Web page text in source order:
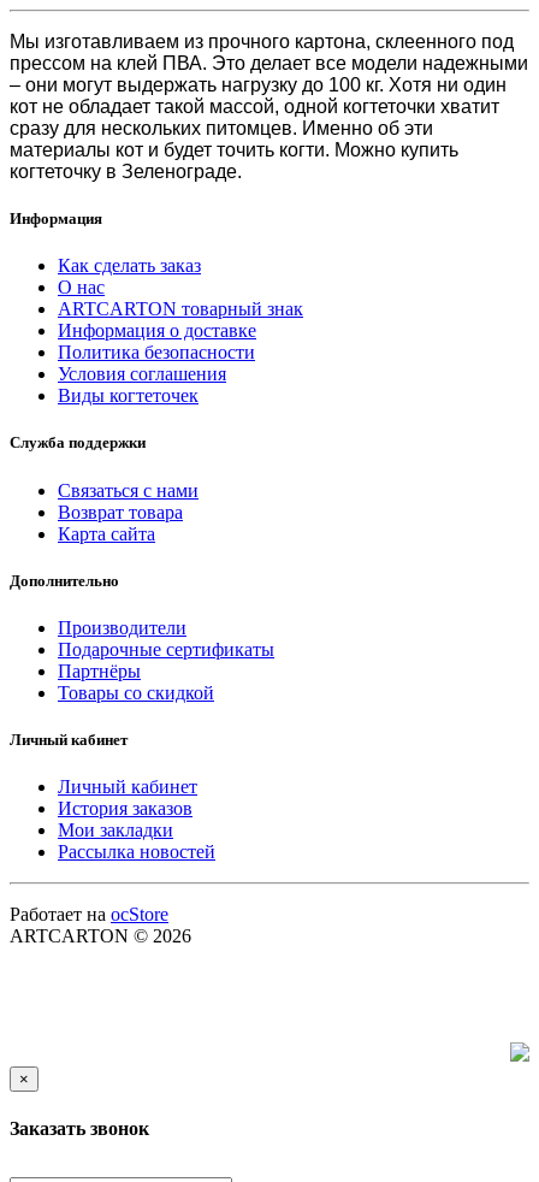
Мы изготавливаем из прочного картона, склеенного под
прессом на клей ПВА. Это делает все модели надежными
– они могут выдержать нагрузку до 100 кг. Хотя ни один
кот не обладает такой массой, одной когтеточки хватит
сразу для нескольких питомцев. Именно об эти
материалы кот и будет точить когти. Можно купить
когтеточку в Зеленограде.
Информация
Как сделать заказ
О нас
ARTCARTON товарный знак
Информация о доставке
Политика безопасности
Условия соглашения
Виды когтеточек
Служба поддержки
Связаться с нами
Возврат товара
Карта сайта
Дополнительно
Производители
Подарочные сертификаты
Партнёры
Товары со скидкой
Личный кабинет
Личный кабинет
История заказов
Мои закладки
Рассылка новостей
Работает на ocStore
ARTCARTON © 2026
×
Заказать звонок